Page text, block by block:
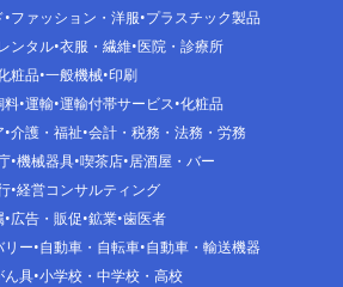
ファッション・洋服 プラスチック製品
ンタル 衣服・繊維 医院・診療所
粧品 一般機械 印刷
料 運輸 運輸付帯サービス 化粧品
介護・福祉 会計・税務・法務・労務
機械器具 喫茶店 居酒屋・バー
経営コンサルティング
広告・販促 鉱業 歯医者
リー 自動車・自転車 自動車・輸送機器
ん具 小学校・中学校・高校